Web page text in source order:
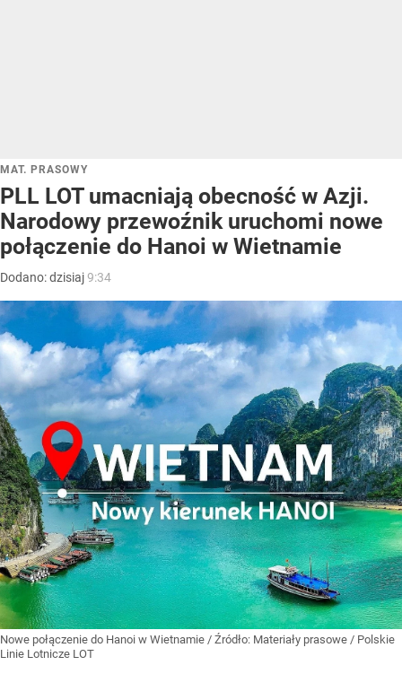
MAT. PRASOWY
PLL LOT umacniają obecność w Azji.
Narodowy przewoźnik uruchomi nowe
połączenie do Hanoi w Wietnamie
Dodano:dzisiaj9:34
Nowe połączenie do Hanoi w Wietnamie / Źródło: Materiały prasowe / Polskie
Linie Lotnicze LOT